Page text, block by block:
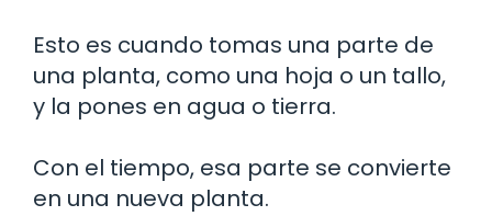
Esto es cuando tomas una parte de
una planta, como una hoja o un tallo,
y la pones en agua o tierra.
Con el tiempo, esa parte se convierte
en una nueva planta.